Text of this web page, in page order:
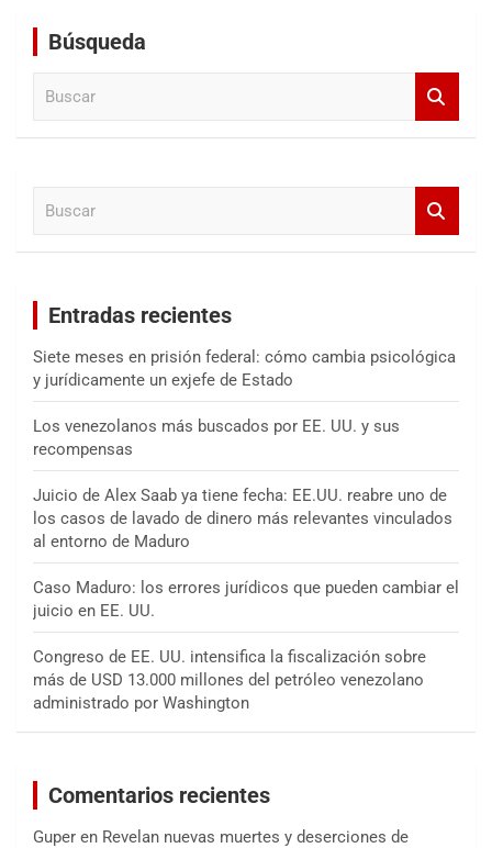
Búsqueda
Entradas recientes
Siete meses en prisión federal: cómo cambia psicológica
y jurídicamente un exjefe de Estado
Los venezolanos más buscados por EE. UU. y sus
recompensas
Juicio de Alex Saab ya tiene fecha: EE.UU. reabre uno de
los casos de lavado de dinero más relevantes vinculados
al entorno de Maduro
Caso Maduro: los errores jurídicos que pueden cambiar el
juicio en EE. UU.
Congreso de EE. UU. intensifica la fiscalización sobre
más de USD 13.000 millones del petróleo venezolano
administrado por Washington
Comentarios recientes
Guper en Revelan nuevas muertes y deserciones de